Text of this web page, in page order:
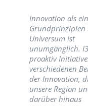
Innovation als
Grundprinzipien
Universum ist
unumgänglich.
proaktiv
verschiedenen
der Innovation,
unsere Region
darüber hinaus